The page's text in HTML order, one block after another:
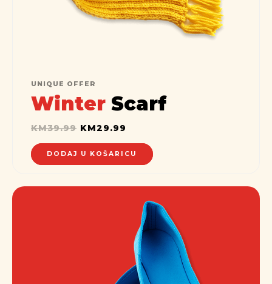
UNIQUE OFFER
Winter Scarf
KM39.99 KM29.99
DODAJ U KOŠARICU